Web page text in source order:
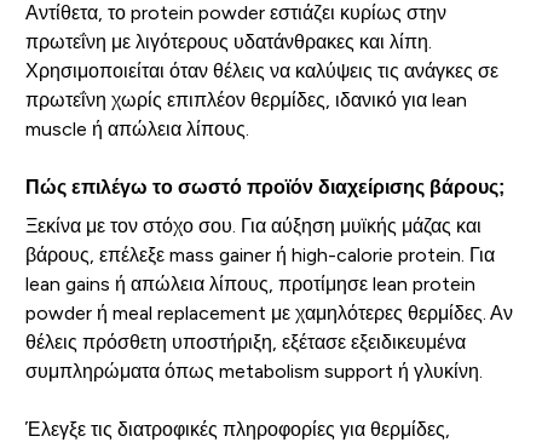
Αντίθετα, το protein powder εστιάζει κυρίως στην
πρωτεΐνη με λιγότερους υδατάνθρακες και λίπη.
Χρησιμοποιείται όταν θέλεις να καλύψεις τις ανάγκες σε
πρωτεΐνη χωρίς επιπλέον θερμίδες, ιδανικό για lean
muscle ή απώλεια λίπους.
Πώς επιλέγω το σωστό προϊόν διαχείρισης βάρους;
Ξεκίνα με τον στόχο σου. Για αύξηση μυϊκής μάζας και
βάρους, επέλεξε mass gainer ή high-calorie protein. Για
lean gains ή απώλεια λίπους, προτίμησε lean protein
powder ή meal replacement με χαμηλότερες θερμίδες. Αν
θέλεις πρόσθετη υποστήριξη, εξέτασε εξειδικευμένα
συμπληρώματα όπως metabolism support ή γλυκίνη.
Έλεγξε τις διατροφικές πληροφορίες για θερμίδες,